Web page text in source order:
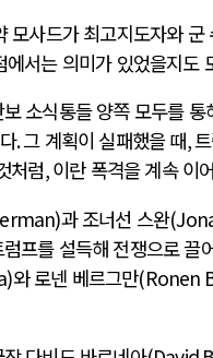
모사드가 최고지도자와
에서는 의미가 있었을지도
소식통들 양쪽 모두를 통
.그 계획이 실패했을 때,
처럼,이란 폭격을 계속 이
과 조너선 스완
프를 설득해 전쟁으로
와 로넨 베르그만(Ronen